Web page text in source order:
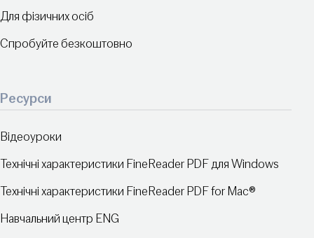
Для фізичних осіб
Спробуйте безкоштовно
Ресурси
Відеоуроки
Технічні характеристики FineReader PDF для Windows
Технічні характеристики FineReader PDF for Mac®
Навчальний центр ENG